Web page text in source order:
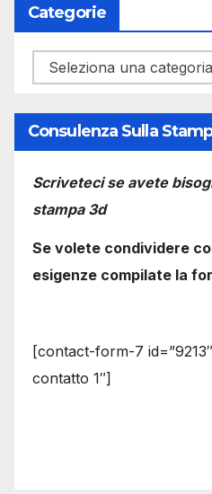
Categorie
Categorie
Consulenza Sulla
Scriveteci se avete
stampa 3d
Se volete condividere
esigenze compilate la
[contact-form-7
contatto 1″]